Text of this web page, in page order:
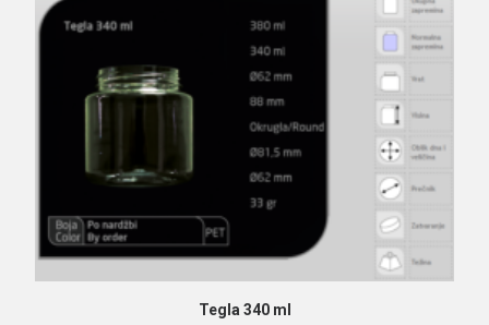
PROČITAJ VIŠE
Tegla 340 ml